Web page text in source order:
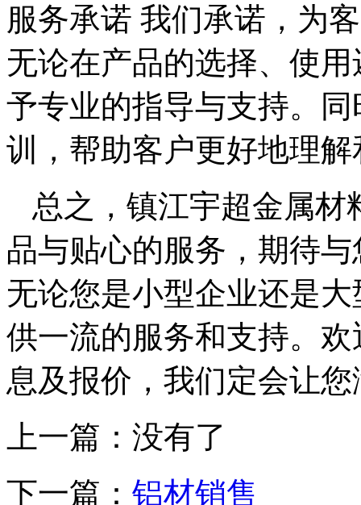
服务承诺 我们承诺，为
无论在产品的选择、使
予专业的指导与支持。
训，帮助客户更好地理
总之，镇江宇超金属
品与贴心的服务，期待
无论您是小型企业还是
供一流的服务和支持。
息及报价，我们定会让
上一篇：没有了
下一篇： 铝材销售